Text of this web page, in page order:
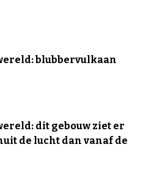
blubbervulkaan
dit gebouw ziet er
de lucht dan vanaf de